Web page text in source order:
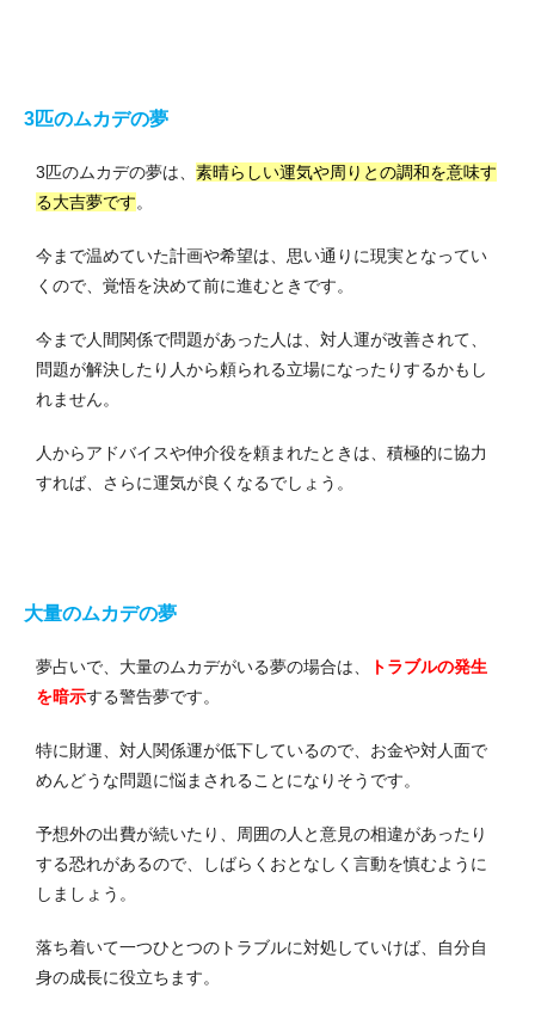
3️匹のムカデの夢
3匹のムカデの夢は、 素晴らしい運気や周りとの調和を意味す
る大吉夢です。
今まで温めていた計画や希望は、思い通りに現実となってい
くので、覚悟を決めて前に進むときです。
今まで人間関係で問題があった人は、対人運が改善されて、
問題が解決したり人から頼られる立場になったりするかもし
れません。
人からアドバイスや仲介役を頼まれたときは、積極的に協力
すれば、さらに運気が良くなるでしょう。
大量のムカデの夢
夢占いで、大量のムカデがいる夢の場合は、
トラブルの発生
を暗示する警告夢です。
特に財運、対人関係運が低下しているので、お金や対人面で
めんどうな問題に悩まされることになりそうです。
予想外の出費が続いたり、周囲の人と意見の相違があったり
する恐れがあるので、しばらくおとなしく言動を慎むように
しましょう。
落ち着いて一つひとつのトラブルに対処していけば、自分自
身の成長に役立ちます。